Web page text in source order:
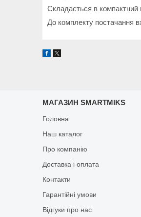
Складається в компактний
До комплекту постачання
МАГАЗИН SMARTMIKS
Головна
Наш каталог
Про компанію
Доставка і оплата
Контакти
Гарантійні умови
Відгуки про нас